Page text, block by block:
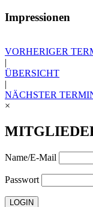
Impressionen
VORHERIGER
|
ÜBERSICHT
|
NÄCHSTER
×
Name/E-Mail
Passwort